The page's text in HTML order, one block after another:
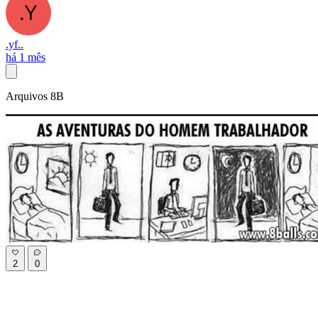
.yf..
há 1 mês
Arquivos 8B
2 0